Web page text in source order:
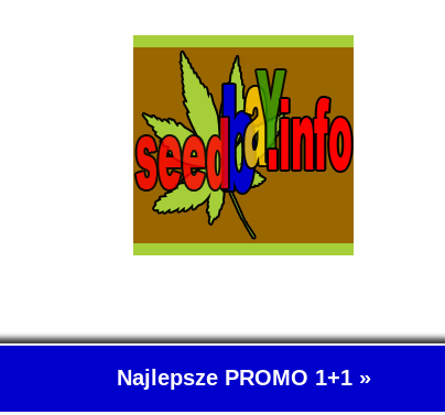
- O nasionach konopi indyjskich wiemy wszystko. SeedBay,
Najlepsze PROMO 1+1 »